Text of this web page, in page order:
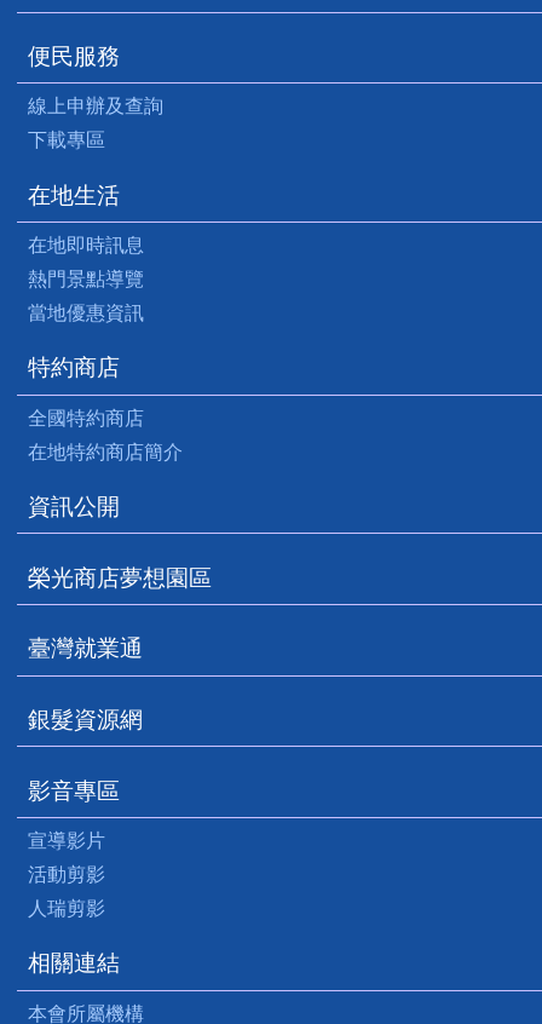
便民服務
線上申辦及查詢
下載專區
在地生活
在地即時訊息
熱門景點導覽
當地優惠資訊
特約商店
全國特約商店
在地特約商店簡介
資訊公開
榮光商店夢想園區
臺灣就業通
銀髮資源網
影音專區
宣導影片
活動剪影
人瑞剪影
相關連結
本會所屬機構